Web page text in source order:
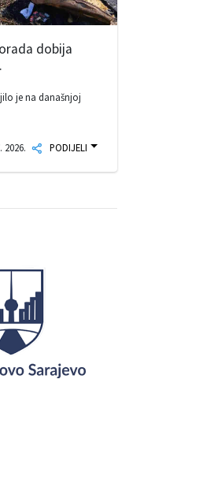
dobija
je na današnjoj
2026. PODIJELI